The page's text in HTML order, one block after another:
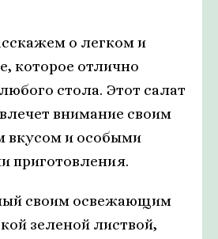
о легком и
которое отлично
стола. Этот салат
внимание своим
вкусом и особыми
приготовления.
своим освежающим
зеленой листвой,